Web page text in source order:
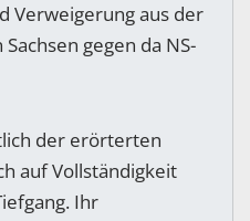
Verweigerung aus der
gegen da NS-
der erörterten
auf Vollständigkeit
Ihr